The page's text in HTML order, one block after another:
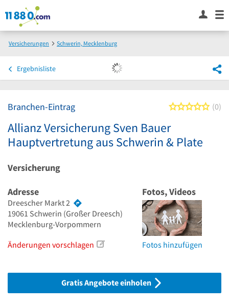
Versicherungen
Schwerin, Mecklenburg
Ergebnisliste
Branchen-Eintrag 00
Allianz Versicherung Sven Bauer
Hauptvertretung aus Schwerin & Plate
Versicherung
Adresse
Dreescher Markt 2
19061 Schwerin (Großer Dreesch)
Mecklenburg-Vorpommern
Änderungen vorschlagen
Fotos, Videos
Fotos hinzufügen
Gratis Angebote einholen